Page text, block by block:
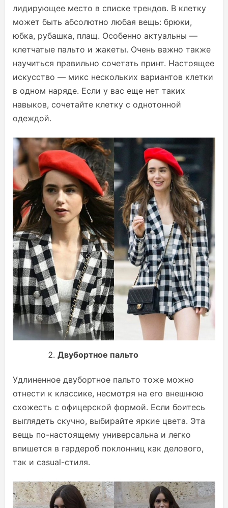
лидирующее место в списке трендов. В клетку
может быть абсолютно любая вещь: брюки,
юбка, рубашка, плащ. Особенно актуальны —
клетчатые пальто и жакеты. Очень важно также
научиться правильно сочетать принт. Настоящее
искусство — микс нескольких вариантов клетки
в одном наряде. Если у вас еще нет таких
навыков, сочетайте клетку с однотонной
одеждой.
Двубортное пальто
Удлиненное двубортное пальто тоже можно
отнести к классике, несмотря на его внешнюю
схожесть с офицерской формой. Если боитесь
выглядеть скучно, выбирайте яркие цвета. Эта
вещь по-настоящему универсальна и легко
впишется в гардероб поклонниц как делового,
так и casual-стиля.